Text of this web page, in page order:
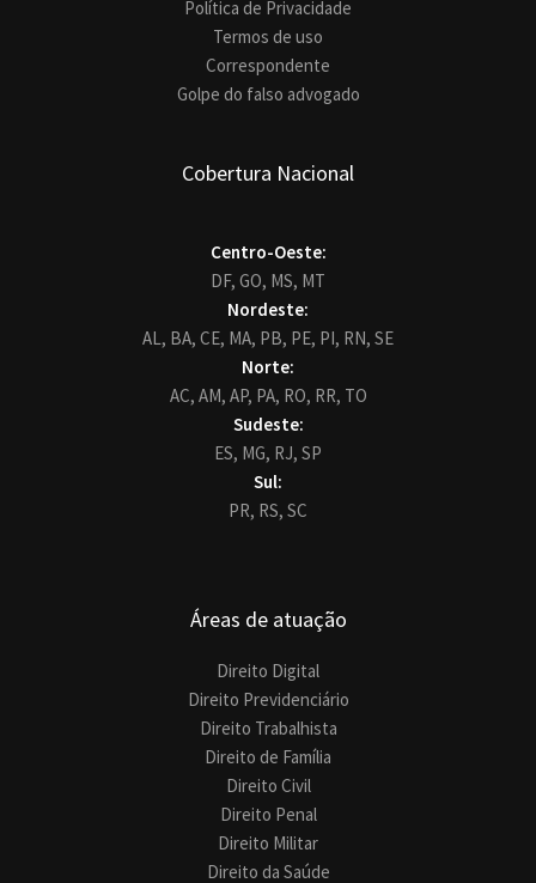
Política de Privacidade
Termos de uso
Correspondente
Golpe do falso advogado
Cobertura Nacional
Centro-Oeste:
DF, GO, MS, MT
Nordeste:
AL, BA, CE, MA, PB, PE, PI, RN, SE
Norte:
AC, AM, AP, PA, RO, RR, TO
Sudeste:
ES, MG, RJ, SP
Sul:
PR, RS, SC
Áreas de atuação
Direito Digital
Direito Previdenciário
Direito Trabalhista
Direito de Família
Direito Civil
Direito Penal
Direito Militar
Direito da Saúde